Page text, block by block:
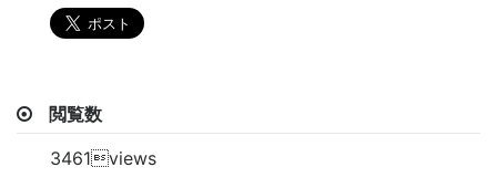
閲覧数
3461views